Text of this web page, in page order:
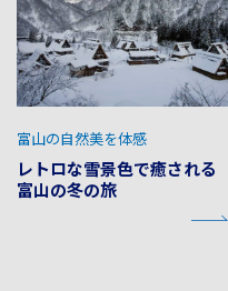
レトロな雪景色で癒される
富山の冬の旅
富山の自然美を体感